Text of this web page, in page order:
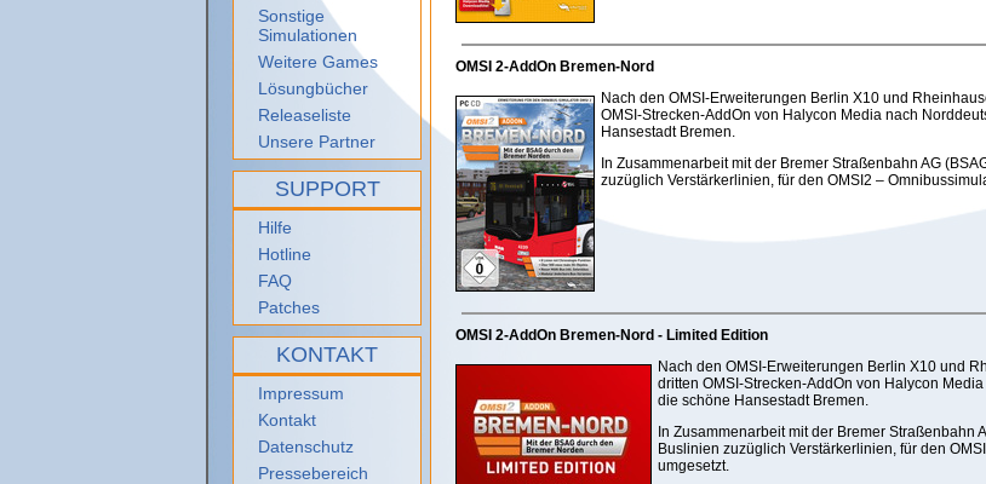
Sonstige
Simulationen
Weitere Games
Lösungbücher
Releaseliste
Unsere Partner
SUPPORT
Hilfe
Hotline
FAQ
Patches
KONTAKT
Impressum
Kontakt
Datenschutz
Pressebereich
OMSI 2-AddOn Bremen-Nord
Nach den OMSI-Erweiterungen Berlin X10 und
OMSI-Strecken-AddOn von Halycon Media nach
Hansestadt Bremen.
In Zusammenarbeit mit der Bremer Straßenbahn AG
zuzüglich Verstärkerlinien, für den OMSI2 –
OMSI 2-AddOn Bremen-Nord - Limited Edition
Nach den OMSI-Erweiterungen Berlin X10 und
dritten OMSI-Strecken-AddOn von Halycon
die schöne Hansestadt Bremen.
In Zusammenarbeit mit der Bremer Straßenbahn
Buslinien zuzüglich Verstärkerlinien, für den
umgesetzt.